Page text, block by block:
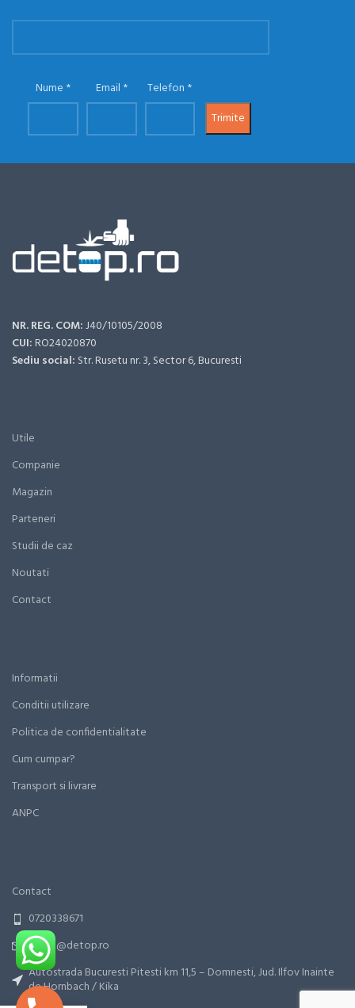
Nume Email Telefon
NR. REG. COM:J40/10105/2008
CUI:RO24020870
Sediu social: Str. Rusetu nr. 3, Sector 6, Bucuresti
Utile
Companie
Magazin
Parteneri
Studii de caz
Noutati
Contact
Informatii
Conditii utilizare
Politica de confidentialitate
Cum cumpar?
Transport si livrare
ANPC
Contact
0720338671
office@detop.ro
Autostrada Bucuresti Pitesti km 11,5 – Domnesti, Jud. Ilfov Inainte
de Hornbach / Kika